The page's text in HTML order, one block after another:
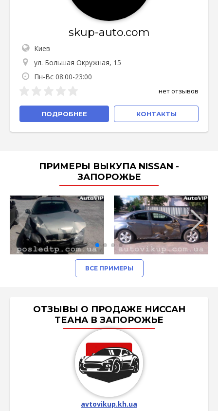
skup-auto.com
Киев
ул. Большая Окружная, 15
Пн-Вс 08:00-23:00
нет отзывов
ПОДРОБНЕЕ КОНТАКТЫ
ПРИМЕРЫ ВЫКУПА NISSAN -
ЗАПОРОЖЬЕ
ВСЕ ПРИМЕРЫ
ОТЗЫВЫ О ПРОДАЖЕ НИССАН
ТЕАНА В ЗАПОРОЖЬЕ
avtovikup.kh.ua